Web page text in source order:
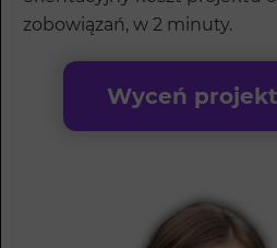
zobowiązań, w 2 minuty.
Wyceń